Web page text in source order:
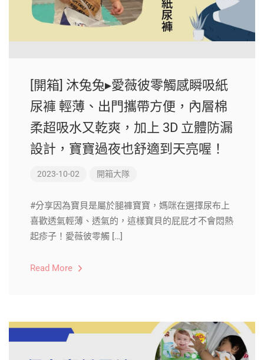
[開箱] 沐兔兔▸愛薇彼零觸感瞬吸紙
尿褲 輕薄、出門攜帶方便，內層棉
柔超吸水又乾爽，加上 3D 立體防漏
設計，寶寶過夜也舒適到天亮喔！
2023-10-02 開箱大隊
#分享因為寶貝是屬於腿褲寶寶，媽咪在選擇尿布上
喜歡透氣輕薄、透氣的，這樣寶貝的屁屁才不會悶熱
起疹子！愛薇彼零觸 […]
Read More